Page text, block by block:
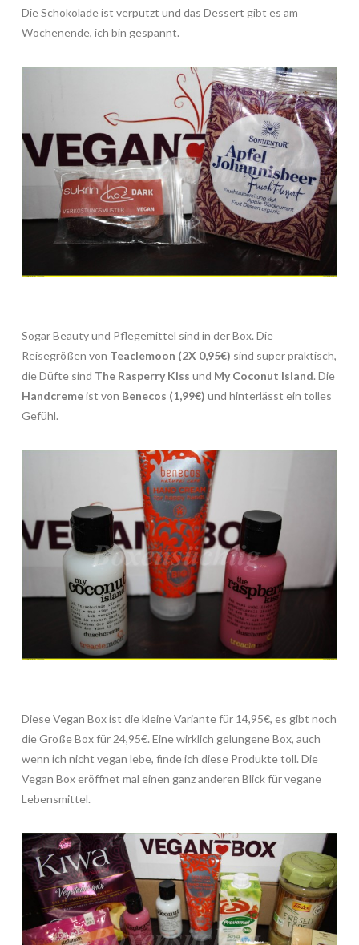
Die Schokolade ist verputzt und das Dessert gibt es am
Wochenende, ich bin gespannt.
Sogar Beauty und Pflegemittel sind in der Box. Die
Reisegrößen von Teaclemoon (2X 0,95€) sind super praktisch,
die Düfte sind The Rasperry Kiss und My Coconut Island. Die
Handcremeist von Benecos (1,99€) und hinterlässt ein tolles
Gefühl.
Diese Vegan Box ist die kleine Variante für 14,95€, es gibt noch
die Große Box für 24,95€. Eine wirklich gelungene Box, auch
wenn ich nicht vegan lebe, finde ich diese Produkte toll. Die
Vegan Box eröffnet mal einen ganz anderen Blick für vegane
Lebensmittel.